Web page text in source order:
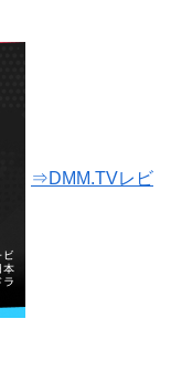
⇒DMM.TVレビ